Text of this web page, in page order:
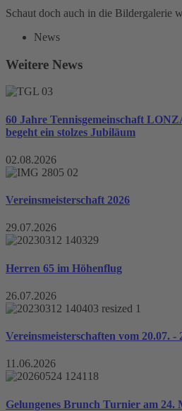
Schaut doch auch in die Bildergalerie
News
Weitere News
60 Jahre Tennisgemeinschaft
begeht ein stolzes Jubiläum
02.08.2026
Vereinsmeisterschaft 2026
29.07.2026
Herren 65 im Höhenflug
26.07.2026
Vereinsmeisterschaften vom 20.07. -
11.06.2026
Gelungenes Brunch Turnier am 24.